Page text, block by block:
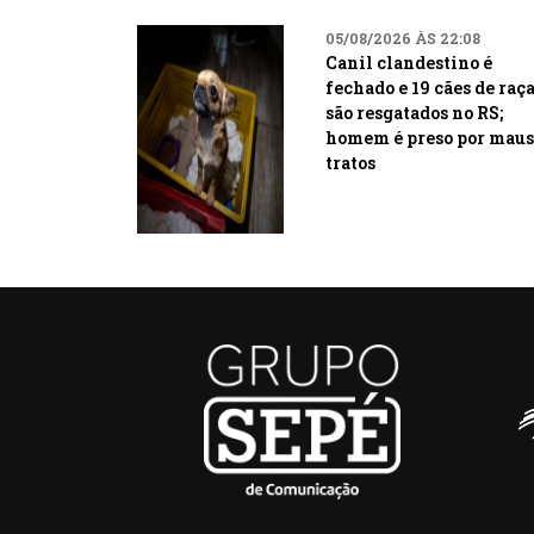
05/08/2026 ÀS 22:08
Canil clandestino é
fechado e 19 cães de raça
são resgatados no RS;
homem é preso por
tratos